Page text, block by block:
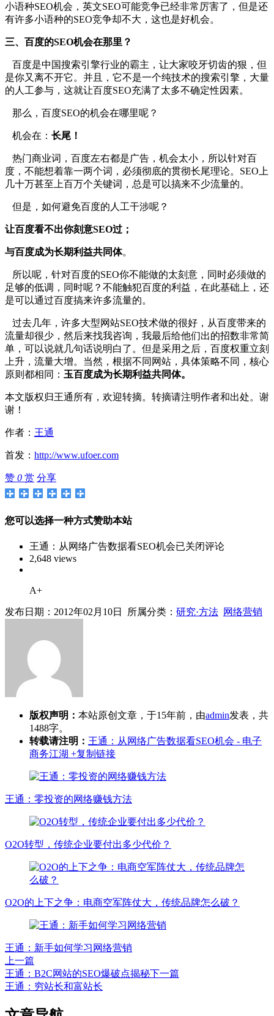
小语种SEO机会，英文SEO可能竞争已经非常厉害了，但是还
有许多小语种的SEO竞争却不大，这也是好机会。
三、百度的SEO机会在那里？
百度是中国搜索引擎行业的霸主，让大家咬牙切齿的狠，但
是你又离不开它。并且，它不是一个纯技术的搜索引擎，大量
的人工参与，这就让百度SEO充满了太多不确定性因素。
那么，百度SEO的机会在哪里呢？
机会在： 长尾！
热门商业词，百度左右都是广告，机会太小，所以针对百
度，不能想着靠一两个词，必须彻底的贯彻长尾理论。SEO上
几十万甚至上百万个关键词，总是可以搞来不少流量的。
但是，如何避免百度的人工干涉呢？
让百度看不出你刻意SEO过；
与百度成为长期利益共同体。
所以呢，针对百度的SEO你不能做的太刻意，同时必须做的
足够的低调，同时呢？不能触犯百度的利益，在此基础上，还
是可以通过百度搞来许多流量的。
过去几年，许多大型网站SEO技术做的很好，从百度带来的
流量却很少，然后来找我咨询，我最后给他们出的招数非常简
单，可以说就几句话说明白了。但是采用之后，百度权重立刻
上升，流量大增。当然，根据不同网站，具体策略不同，核心
原则都相同： 玉百度成为长期利益共同体。
本文版权归王通所有，欢迎转摘。转摘请注明作者和出处。谢
谢！
作者： 王通
首发： http://www.ufoer.com
赞 0 赏 分享
您可以选择一种方式赞助本站
王通：从网络广告数据看SEO机会已关闭评论
2,648 views
A+
发布日期：2012年02月10日 所属分类： 研究·方法 网络营销
版权声明： 本站原创文章，于15年前，由admin发表，共
1488字。
转载请注明： 王通：从网络广告数据看SEO机会 - 电子
商务江湖 +复制链接
王通：零投资的网络赚钱方法
O2O转型，传统企业要付出多少代价？
O2O的上下之争：电商空军阵仗大，传统品牌怎么破？
王通：新手如何学习网络营销
上一篇
王通：B2C网站的SEO爆破点揭秘下一篇
王通：穷站长和富站长